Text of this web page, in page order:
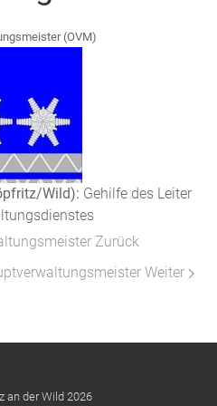
(OVM)
Wild): Gehilfe des Leiter
Zurück
Weiter
an der Wild 2026